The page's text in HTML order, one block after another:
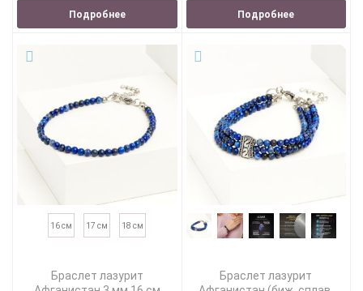
Подробнее Подробнее
16 см 17 см 18 см
Браслет лазурит
Браслет лазурит